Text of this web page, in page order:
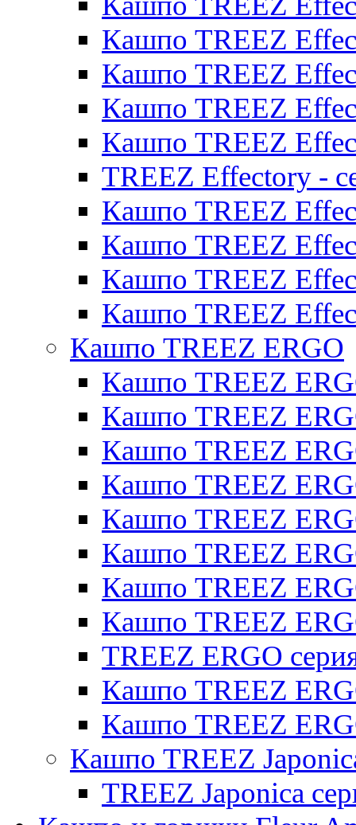
Кашпо TREEZ
Кашпо TREEZ
Кашпо TREEZ
Кашпо TREEZ
TREEZ Effectory -
Кашпо TREEZ
Кашпо TREEZ
Кашпо TREEZ
Кашпо TREEZ
Кашпо TREEZ ERGO
Кашпо TREEZ
Кашпо TREEZ
Кашпо TREEZ
Кашпо TREEZ
Кашпо TREEZ
Кашпо TREEZ
Кашпо TREEZ
Кашпо TREEZ
TREEZ ERGO
Кашпо TREEZ
Кашпо TREEZ
Кашпо TREEZ
TREEZ Japonica